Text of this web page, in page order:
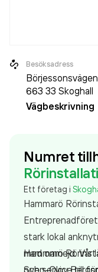
Besöksadress
663 33 Skoghall
Vägbeskrivning
Numret
Ett företag i
Hammarö
stark lokal
med omnejd. Vår
och service till
Hammarö
Sven-Olov